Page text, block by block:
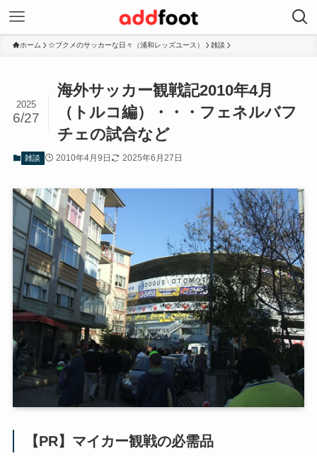
ホーム ☆ブクメのサッカーな日々（浦和レッズユース） 雑談
海外サッカー観戦記2010年4月
（トルコ編）・・・フェネルバフ
チェの試合など
2025
6/27
雑談 2010年4月9日 2025年6月27日
【PR】マイカー観戦の必需品